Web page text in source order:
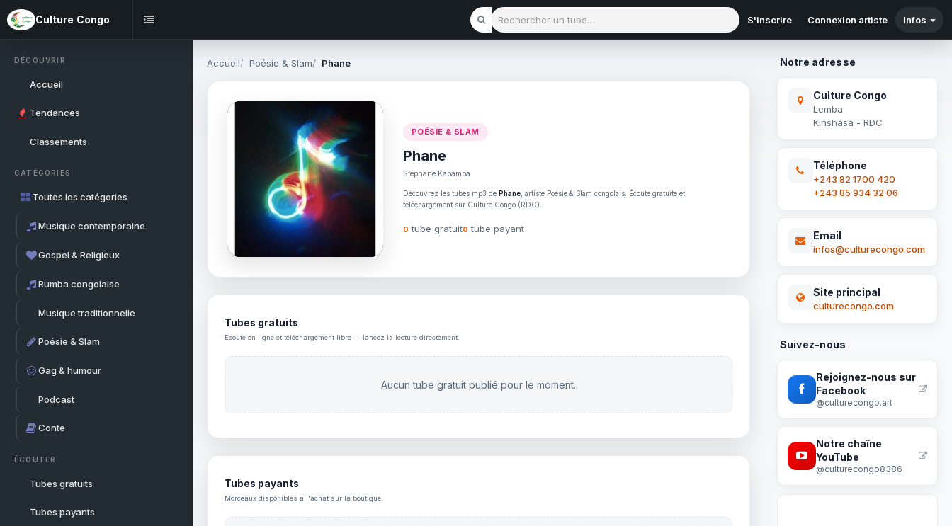
Culture Congo
Rechercher un tube
S'inscrire Connexion artiste Infos
DÉCOUVRIR
Accueil
Tendances
Classements
CATÉGORIES
Toutes les catégories
Musique contemporaine
Gospel & Religieux
Rumba congolaise
Musique traditionnelle
Poésie & Slam
Gag & humour
Podcast
Conte
ÉCOUTER
Tubes gratuits
Tubes payants
Accueil Poésie & Slam Phane
POÉSIE & SLAM
Phane
Stéphane Kabamba
Découvrez les tubes mp3 de Phane , artiste Poésie & Slam congolais. Écoute gratuite et
téléchargement sur Culture Congo (RDC).
0 tube gratuit0 tube payant
Tubes gratuits
Écoute en ligne et téléchargement libre — lancez la lecture directement.
Aucun tube gratuit publié pour le moment.
Tubes payants
Morceaux disponibles à l'achat sur la boutique.
Notre adresse
Culture Congo
Lemba
Kinshasa - RDC
Téléphone
+243 82 1700 420
+243 85 934 32 06
Email
infos@culturecongo.com
Site principal
culturecongo.com
Suivez-nous
Rejoignez-nous sur
Facebook
@culturecongo.art
Notre chaîne
YouTube
@culturecongo8386